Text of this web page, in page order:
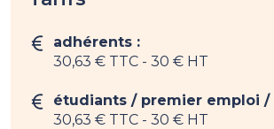
adhérents :
30,63 € TTC - 30 € HT
étudiants / premier emploi /
30,63 € TTC - 30 € HT